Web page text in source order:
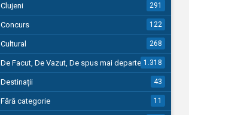
Clujeni 291
Concurs 122
Cultural 268
De Facut, De Vazut, De spus mai departe…1.318
Destinații 43
Fără categorie 11